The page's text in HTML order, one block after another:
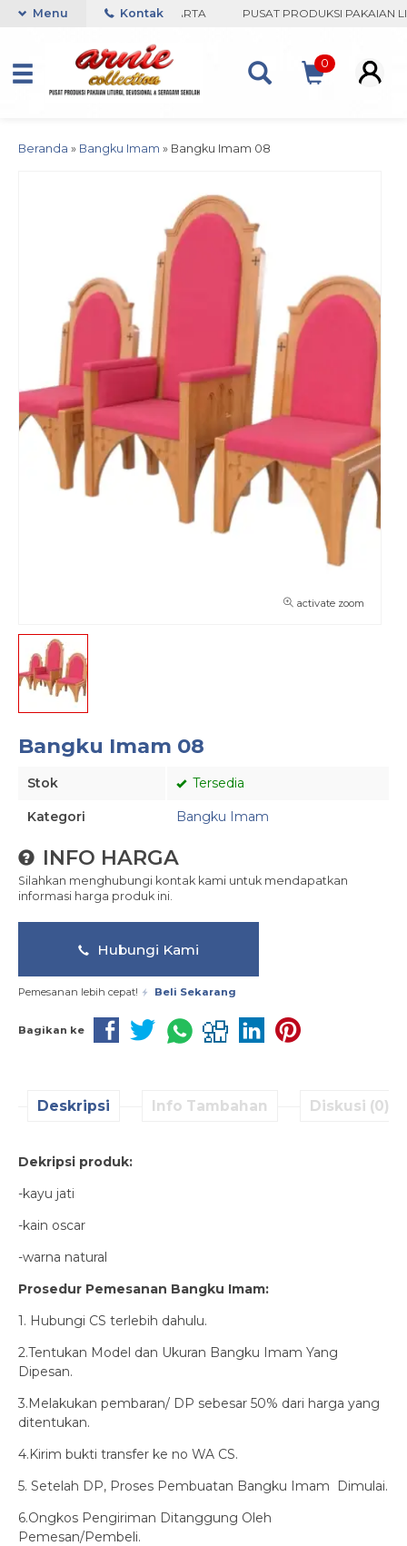
BORO, YOGYAKARTA PUSAT PRODUKSI PAKAIAN
Menu Kontak
0
Beranda » Bangku Imam » Bangku Imam 08
activate zoom
Bangku Imam 08
Stok Tersedia
Kategori Bangku Imam
INFO HARGA
Silahkan menghubungi kontak kami untuk mendapatkan
informasi harga produk ini.
Hubungi Kami
Pemesanan lebih cepat! Beli Sekarang
Bagikan ke
Deskripsi Info Tambahan Diskusi (0)
Dekripsi produk:
-kayu jati
-kain oscar
-warna natural
Prosedur Pemesanan Bangku Imam:
1. Hubungi CS terlebih dahulu.
2.Tentukan Model dan Ukuran Bangku Imam Yang
Dipesan.
3.Melakukan pembaran/ DP sebesar 50% dari harga yang
ditentukan.
4.Kirim bukti transfer ke no WA CS.
5. Setelah DP, Proses Pembuatan Bangku Imam Dimulai.
6.Ongkos Pengiriman Ditanggung Oleh
Pemesan/Pembeli.